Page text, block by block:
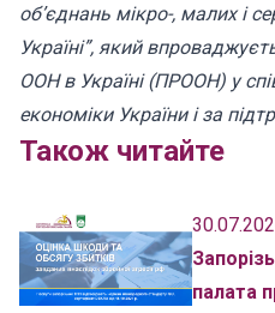
об’єднань мікро-, малих і
Україні”, який
ООН в Україні (ПРООН) у
економіки України і за
Також читайте
палата